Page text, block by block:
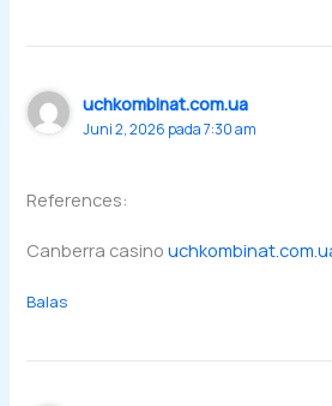
uchkombinat.com.ua
Juni 2, 2026 pada 7:30 am
References:
Canberra casino
Balas